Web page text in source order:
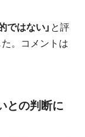
ではない」 と評
。コメントは
との判断に